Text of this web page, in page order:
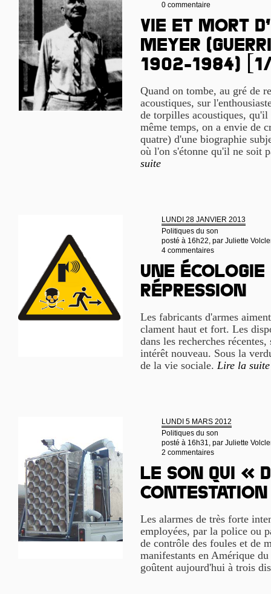
0 commentaire
Vie et mort
Meyer
1902-1984)
Quand on tombe, au gré de
acoustiques, sur
de torpilles acoustiques,
même temps, on a envie de
quatre) d'une biographie
où l'on s'étonne qu'il ne soit
suite
LUNDI 28 JANVIER 2013
Politiques du son
posté à 16h22, par Juliette
4 commentaires
Une
répression
Les fabricants d'armes
clament haut et fort. Les
dans les recherches
intérêt nouveau. Sous la
de la vie sociale. Lire la suite
LUNDI 5 MARS 2012
Politiques du son
posté à 16h31, par Juliette
2 commentaires
Le son qui «
contestation
Les alarmes de très forte
employées, par la police ou
de contrôle des foules et de
manifestants en Amérique
goûtent aujourd'hui à trois